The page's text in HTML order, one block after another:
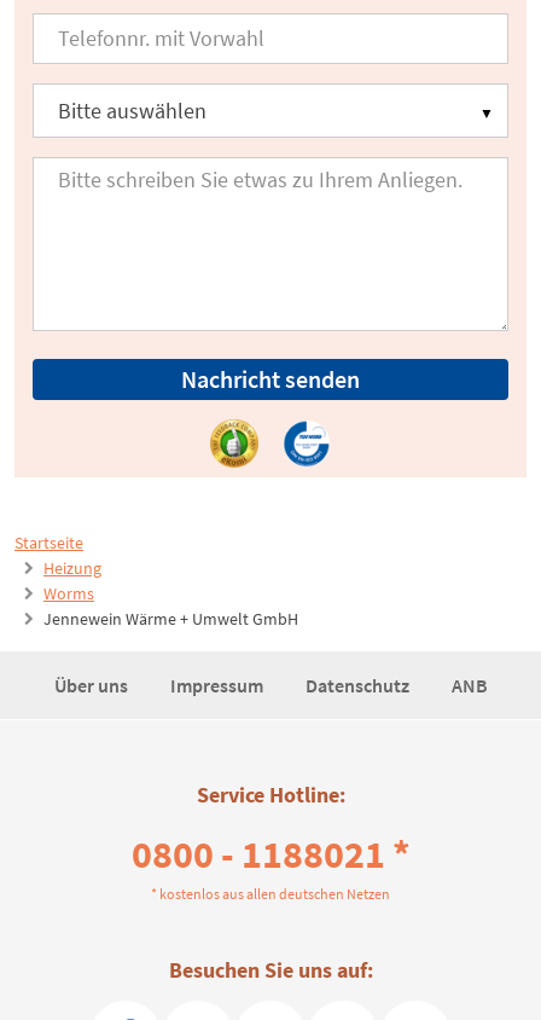
Startseite
Heizung
Worms
Jennewein Wärme + Umwelt GmbH
Nachricht senden
Über uns Impressum Datenschutz ANB
Service Hotline:
0800 - 1188021 *
* kostenlos aus allen deutschen Netzen
Besuchen Sie uns auf: